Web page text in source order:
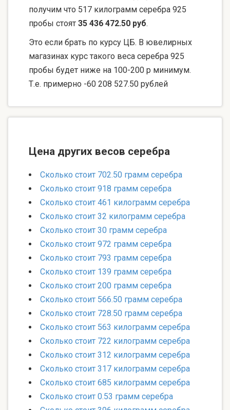
получим что 517 килограмм серебра 925
пробы стоят 35 436 472.50 руб.
Это если брать по курсу ЦБ. В ювелирных
магазинах курс такого веса серебра 925
пробы будет ниже на 100-200 р минимум.
Т.е. примерно -60 208 527.50 рублей
Цена других весов серебра
Сколько стоит 702.50 грамм серебра
Сколько стоит 918 грамм серебра
Сколько стоит 461 килограмм серебра
Сколько стоит 32 килограмм серебра
Сколько стоит 30 грамм серебра
Сколько стоит 972 грамм серебра
Сколько стоит 793 грамм серебра
Сколько стоит 139 грамм серебра
Сколько стоит 200 грамм серебра
Сколько стоит 566.50 грамм серебра
Сколько стоит 728.50 грамм серебра
Сколько стоит 563 килограмм серебра
Сколько стоит 722 килограмм серебра
Сколько стоит 312 килограмм серебра
Сколько стоит 317 килограмм серебра
Сколько стоит 685 килограмм серебра
Сколько стоит 0.53 грамм серебра